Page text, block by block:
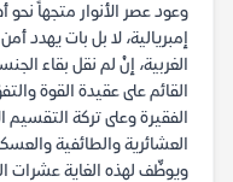
وعود عصر الأنوار متجهاً نحو
إمبريالية، لا بل بات يهدد
الغربية، إنْ لم نقل بقاء
القائم على عقيدة القوة
الفقيرة وعلى تركة التقسيم
العشائرية والطائفية
ويوظِّف لهذه الغاية عشرات